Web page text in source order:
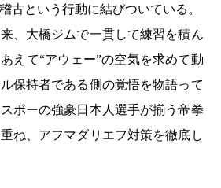
古という行動に結びついている。
、大橋ジムで一貫して練習を積ん
えて“アウェー”の空気を求めて動
保持者である側の覚悟を物語って
ポーの強豪日本人選手が揃う帝拳
ね、アフマダリエフ対策を徹底し